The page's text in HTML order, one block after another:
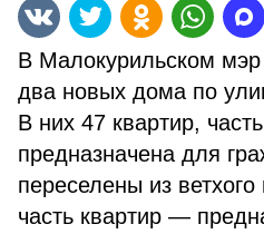
В Малокурильском
два новых дома по
В них 47 квартир,
предназначена для
переселены из
часть квартир —